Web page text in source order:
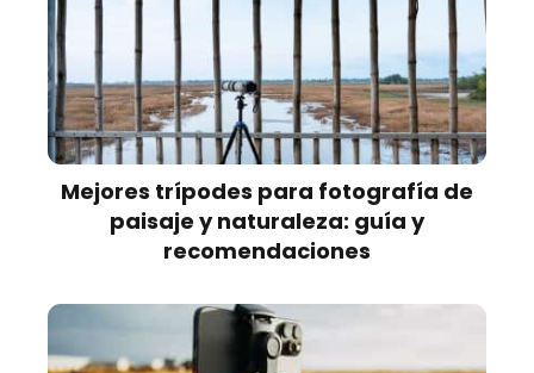
Mejores trípodes para fotografía de
paisaje y naturaleza: guía y
recomendaciones